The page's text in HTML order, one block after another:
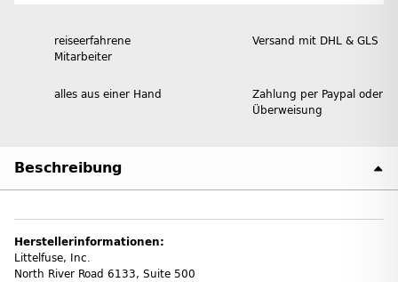
reiseerfahrene
Mitarbeiter
Versand mit DHL & GLS
alles aus einer Hand
Zahlung per Paypal oder
Überweisung
Beschreibung
Herstellerinformationen:
Littelfuse, Inc.
North River Road 6133, Suite 500